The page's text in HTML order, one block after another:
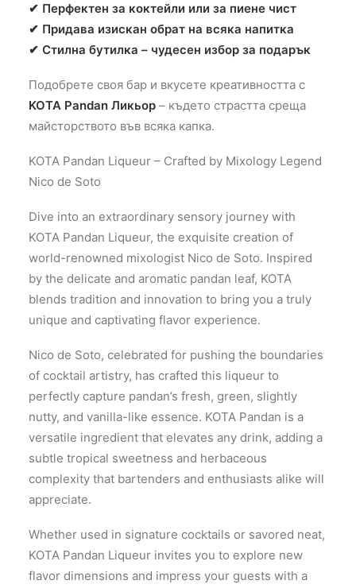
✔ Перфектен за коктейли или за пиене чист
✔ Придава изискан обрат на всяка напитка
✔ Стилна бутилка – чудесен избор за подарък
Подобрете своя бар и вкусете креативността с
KOTA Pandan Ликьор – където страстта среща
майсторството във всяка капка.
KOTA Pandan Liqueur – Crafted by Mixology Legend
Nico de Soto
Dive into an extraordinary sensory journey with
KOTA Pandan Liqueur, the exquisite creation of
world-renowned mixologist Nico de Soto. Inspired
by the delicate and aromatic pandan leaf, KOTA
blends tradition and innovation to bring you a truly
unique and captivating flavor experience.
Nico de Soto, celebrated for pushing the boundaries
of cocktail artistry, has crafted this liqueur to
perfectly capture pandan’s fresh, green, slightly
nutty, and vanilla-like essence. KOTA Pandan is a
versatile ingredient that elevates any drink, adding a
subtle tropical sweetness and herbaceous
complexity that bartenders and enthusiasts alike will
appreciate.
Whether used in signature cocktails or savored neat,
KOTA Pandan Liqueur invites you to explore new
flavor dimensions and impress your guests with a